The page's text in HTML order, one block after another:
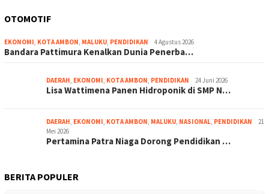
OTOMOTIF
EKONOMI, KOTA AMBON, MALUKU, PENDIDIKAN 4 Agustus 2026
Bandara Pattimura Kenalkan Dunia Penerba…
DAERAH, EKONOMI, KOTA AMBON, PENDIDIKAN 24 Juni 2026
Lisa Wattimena Panen Hidroponik di SMP N…
DAERAH, EKONOMI, KOTA AMBON, MALUKU, NASIONAL, PENDIDIKAN
21
Mei 2026
Pertamina Patra Niaga Dorong Pendidikan …
BERITA POPULER